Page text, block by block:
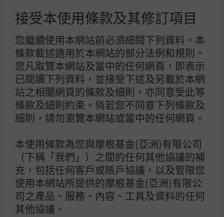
接受本使用條款及其修訂項目
您繼續使用本網站前必須細閱下列資料。本
條款載述適用於本網站的部分法例和規則。
您凡取覽本網站及當中的任何網頁，即表示
已閱讀下列資料，並接受下述及另載於本網
站之相關網頁的條款及細則，亦同意受此等
條款及細則約束。倘若您不同意下列條款及
細則，請勿瀏覽本網站或當中的任何網頁。
本使用條款為您與摩根基金(亞洲)有限公司
（下稱「我們」）之間的任何其他協議的補
充，包括任何客戶或賬戶協議，以及管限您
使用本網站所提供的摩根基金(亞洲)有限公
司之產品、服務、內容、工具及資料的任何
其他協議。
2022年堪稱通脹的「完美風暴」
對亞洲的影響更甚2022年油價飆升時期
投資組合建構
各地央行更可能維持利率穩定，並等待局勢趨
於平穩。
概覽
亞太區投資者憂慮，能源價格高企可能會引發類